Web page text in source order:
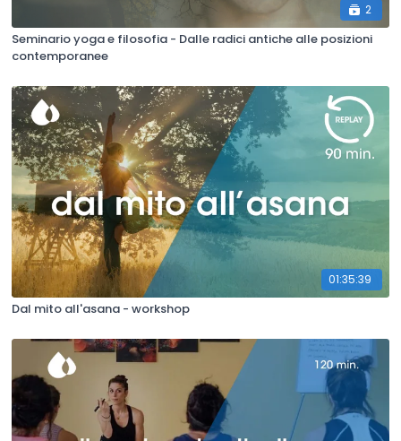
2
Seminario yoga e filosofia - Dalle radici antiche alle posizioni
contemporanee
01:35:39
Dal mito all'asana - workshop